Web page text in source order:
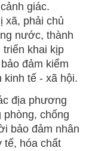
giác.
xã, phải chủ
nước, thành
khai kịp
đảm kiểm
kinh tế - xã hội.
địa phương
phòng, chống
bảo đảm nhân
tế, hóa chất